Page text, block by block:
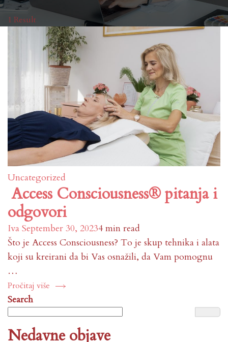
1 Result
Uncategorized
Access Consciousness® pitanja i
odgovori
Iva September 30, 20234 min read
Što je Access Consciousness? To je skup tehnika i alata
koji su kreirani da bi Vas osnažili, da Vam pomognu
…
Pročitaj više
Search
Nedavne objave